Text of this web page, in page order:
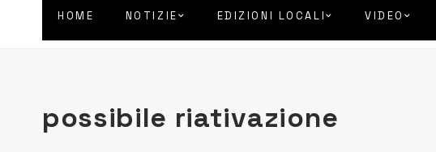
HOME NOTIZIE EDIZIONI LOCALI VIDEO
possibile riativazione